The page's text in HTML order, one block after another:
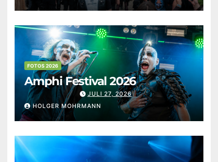
FOTOS 2026
Amphi Festival 2026
JULI 27, 2026
HOLGER MOHRMANN